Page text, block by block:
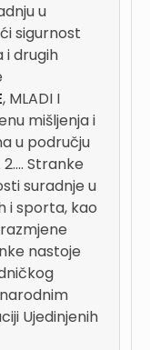
u
sigurnost
i drugih
, MLADI I
mišljenja i
u području
Stranke
suradnje u
i sporta, kao
nastoje
Ujedinjenih